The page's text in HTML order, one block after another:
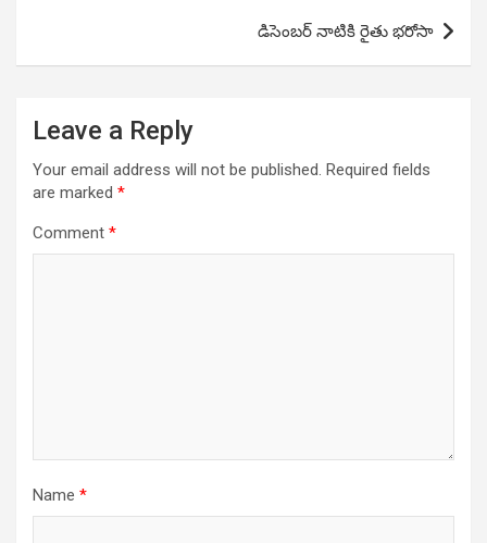
డిసెంబర్ నాటికి రైతు భరోసా
Leave a Reply
Your email address will not be published. Required fields
are marked *
Comment *
Name *